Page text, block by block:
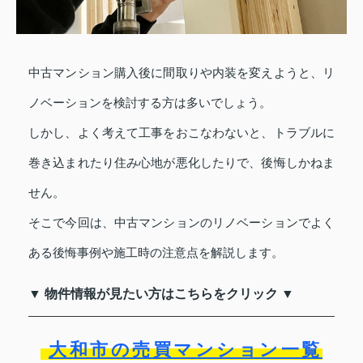
中古マンション購入後に間取りや内装を変えようと、リ
ノベーションを検討する方は多いでしょう。
しかし、よく考えて工事をおこなわないと、トラブルに
巻き込まれたり住み心地が悪化したりで、後悔しかねま
せん。
そこで今回は、中古マンションのリノベーションでよく
ある後悔事例や施工時の注意点を解説します。
▼ 物件情報が見たい方はこちらをクリック ▼
大和市の売買マンション一覧